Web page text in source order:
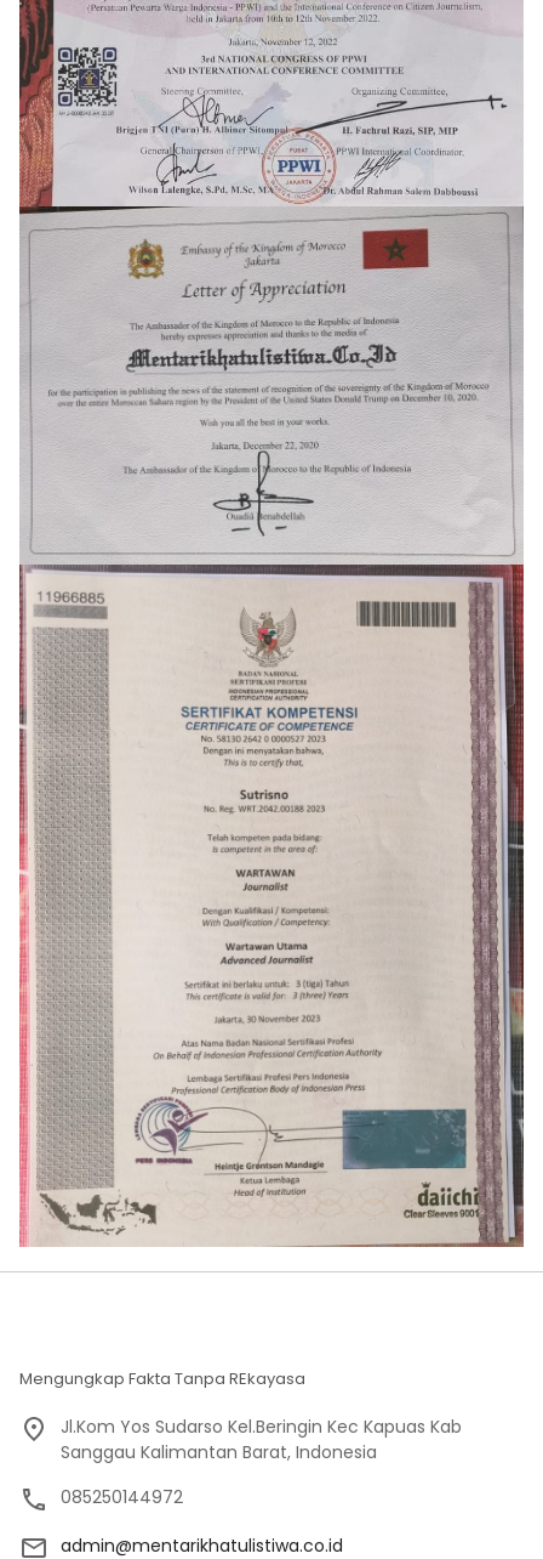
Mengungkap Fakta Tanpa REkayasa
Jl.Kom Yos Sudarso Kel.Beringin Kec Kapuas Kab
Sanggau Kalimantan Barat, Indonesia
085250144972
admin@mentarikhatulistiwa.co.id